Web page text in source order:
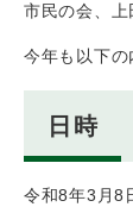
市民の会、上
今年も以下の
日時
令和8年3月8